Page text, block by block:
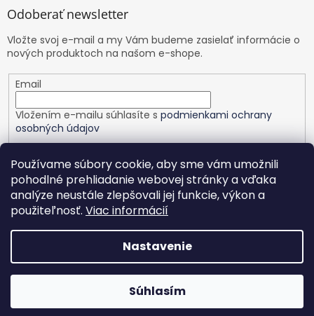
Používame súbory cookie, aby sme vám umožnili
pohodlné prehliadanie webovej stránky a vďaka
analýze neustále zlepšovali jej funkcie, výkon a
použiteľnosť. Viac informácií
Nastavenie
Súhlasím
Odoberať newsletter
Vložte svoj e-mail a my Vám budeme zasielať informácie o
nových produktoch na našom e-shope.
Email
Vložením e-mailu súhlasíte s podmienkami ochrany
osobných údajov
PRIHLÁSIŤ SA
Copyright 2026Healthy planet. Všetky práva vyhradené.
Upraviť nastavenie cookiesNastavenie | Úprava | Custom
Netmedia s.r.o.